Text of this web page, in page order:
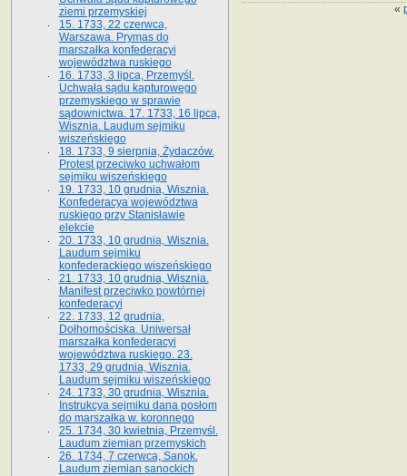
«
ziemi przemyskiej
15. 1733, 22 czerwca,
Warszawa. Prymas do
marszałka konfederacyi
województwa ruskiego
16. 1733, 3 lipca, Przemyśl.
Uchwała sądu kapturowego
przemyskiego w sprawie
sądownictwa. 17. 1733, 16 lipca,
Wisznia. Laudum sejmiku
wiszeńskiego
18. 1733, 9 sierpnia, Żydaczów.
Protest przeciwko uchwałom
sejmiku wiszeńskiego
19. 1733, 10 grudnia, Wisznia.
Konfederacya województwa
ruskiego przy Stanisławie
elekcie
20. 1733, 10 grudnia, Wisznia.
Laudum sejmiku
konfederackiego wiszeńskiego
21. 1733, 10 grudnia, Wisznia.
Manifest przeciwko powtórnej
konfederacyi
22. 1733, 12 grudnia,
Dołhomościska. Uniwersał
marszałka konfederacyi
województwa ruskiego. 23.
1733, 29 grudnia, Wisznia.
Laudum sejmiku wiszeńskiego
24. 1733, 30 grudnia, Wisznia.
Instrukcya sejmiku dana posłom
do marszałka w. koronnego
25. 1734, 30 kwietnia, Przemyśl.
Laudum ziemian przemyskich
26. 1734, 7 czerwca, Sanok.
Laudum ziemian sanockich